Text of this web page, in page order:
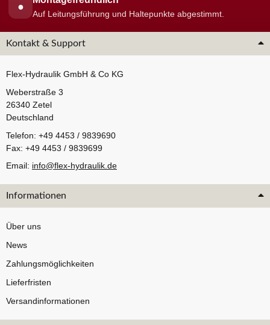
●
Auf Leitungsführung und Haltepunkte abgestimmt.
Kontakt & Support
Flex-Hydraulik GmbH & Co KG
Weberstraße 3
26340 Zetel
Deutschland
Telefon: +49 4453 / 9839690
Fax: +49 4453 / 9839699
Email: info@flex-hydraulik.de
Informationen
Über uns
News
Zahlungsmöglichkeiten
Lieferfristen
Versandinformationen